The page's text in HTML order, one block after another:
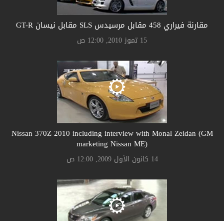
مقارنة فيراري 458 مقابل مرسيدس SLS مقابل نيسان GT-R
15 تموز 2010, 12:00 ص
Nissan 370Z 2010 including interview with Monal Zeidan (GM
marketing Nissan ME)
14 كانون الأول 2009, 12:00 ص